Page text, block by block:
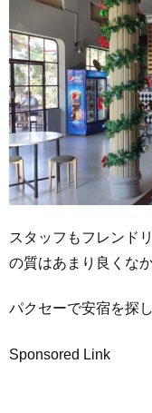
スタッフもフレンド
の質はあまり良くな
パクセーで安宿を探
Sponsored Link